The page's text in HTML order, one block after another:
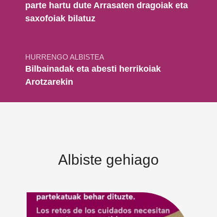
parte hartu dute Arrasaten dragoiak eta
saxofoiak bilatuz
HURRENGO ALBISTEA
Bilbainadak eta abesti herrikoiak
Arotzarekin
Albiste gehiago